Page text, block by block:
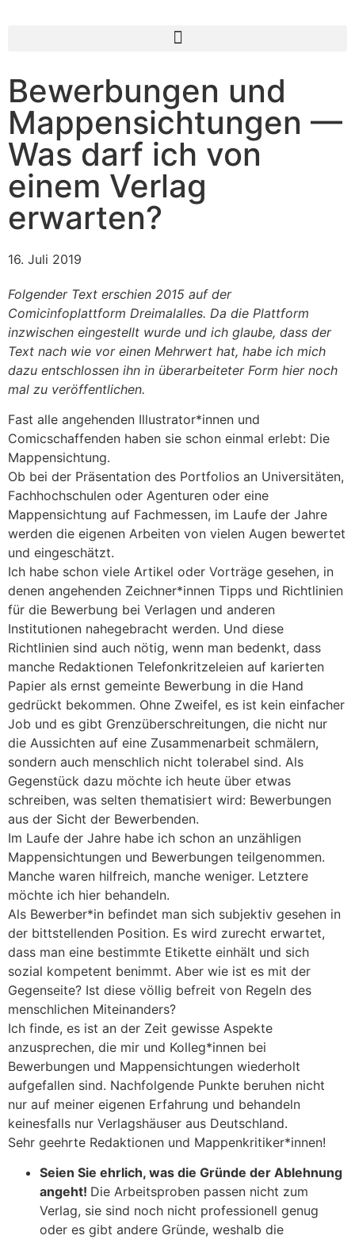
Bewerbungen und
Mappensichtungen —
Was darf ich von
einem Verlag
erwarten?
16. Juli 2019
Folgender Text erschien 2015 auf der
Comicinfoplattform Dreimalalles. Da die Plattform
inzwischen eingestellt wurde und ich glaube, dass der
Text nach wie vor einen Mehrwert hat, habe ich mich
dazu entschlossen ihn in überarbeiteter Form hier noch
mal zu veröffentlichen.
Fast alle angehenden Illustrator*innen und
Comicschaffenden haben sie schon einmal erlebt: Die
Mappensichtung.
Ob bei der Präsentation des Portfolios an Universitäten,
Fachhochschulen oder Agenturen oder eine
Mappensichtung auf Fachmessen, im Laufe der Jahre
werden die eigenen Arbeiten von vielen Augen bewertet
und eingeschätzt.
Ich habe schon viele Artikel oder Vorträge gesehen, in
denen angehenden Zeichner*innen Tipps und Richtlinien
für die Bewerbung bei Verlagen und anderen
Institutionen nahegebracht werden. Und diese
Richtlinien sind auch nötig, wenn man bedenkt, dass
manche Redaktionen Telefonkritzeleien auf karierten
Papier als ernst gemeinte Bewerbung in die Hand
gedrückt bekommen. Ohne Zweifel, es ist kein einfacher
Job und es gibt Grenzüberschreitungen, die nicht nur
die Aussichten auf eine Zusammenarbeit schmälern,
sondern auch menschlich nicht tolerabel sind. Als
Gegenstück dazu möchte ich heute über etwas
schreiben, was selten thematisiert wird: Bewerbungen
aus der Sicht der Bewerbenden.
Im Laufe der Jahre habe ich schon an unzähligen
Mappensichtungen und Bewerbungen teilgenommen.
Manche waren hilfreich, manche weniger. Letztere
möchte ich hier behandeln.
Als Bewerber*in befindet man sich subjektiv gesehen in
der bittstellenden Position. Es wird zurecht erwartet,
dass man eine bestimmte Etikette einhält und sich
sozial kompetent benimmt. Aber wie ist es mit der
Gegenseite? Ist diese völlig befreit von Regeln des
menschlichen Miteinanders?
Ich finde, es ist an der Zeit gewisse Aspekte
anzusprechen, die mir und Kolleg*innen bei
Bewerbungen und Mappensichtungen wiederholt
aufgefallen sind. Nachfolgende Punkte beruhen nicht
nur auf meiner eigenen Erfahrung und behandeln
keinesfalls nur Verlagshäuser aus Deutschland.
Sehr geehrte Redaktionen und Mappenkritiker*innen!
Seien Sie ehrlich, was die Gründe der Ablehnung
angeht! Die Arbeitsproben passen nicht zum
Verlag, sie sind noch nicht professionell genug
oder es gibt andere Gründe, weshalb die